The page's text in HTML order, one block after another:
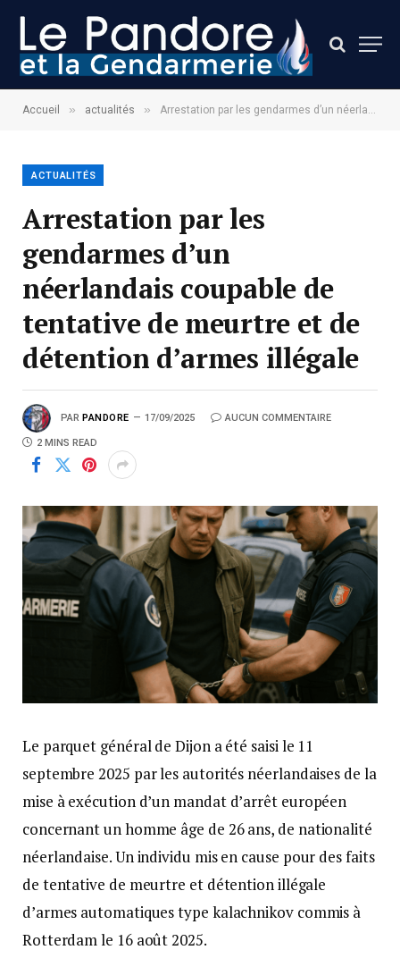
Accueil » actualités » Arrestation par les gendarmes d’un néerlandais coupable de tentative de meurtre et de détention d’armes illégale
ACTUALITÉS
Arrestation par les
gendarmes d’un
néerlandais coupable de
tentative de meurtre et de
détention d’armes illégale
PAR PANDORE 17/09/2025 AUCUN COMMENTAIRE
2 MINS READ
Le parquet général de Dijon a été saisi le 11
septembre 2025 par les autorités néerlandaises de la
mise à exécution d’un mandat d’arrêt européen
concernant un homme âge de 26 ans, de nationalité
néerlandaise. Un individu mis en cause pour des faits
de tentative de meurtre et détention illégale
d’armes automatiques type kalachnikov commis à
Rotterdam le 16 août 2025.